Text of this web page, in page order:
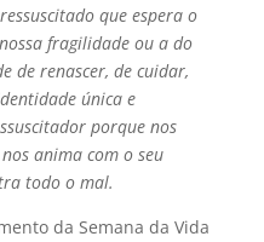
que espera o
fragilidade ou a do
de renascer, de cuidar,
única e
porque nos
anima com o seu
todo o mal.
da Semana da Vida